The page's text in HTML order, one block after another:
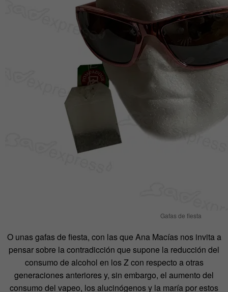
Gafas de fiesta
O unas gafas de fiesta, con las que Ana Macías nos invita a
pensar sobre la contradicción que supone la reducción del
consumo de alcohol en los Z con respecto a otras
generaciones anteriores y, sin embargo, el aumento del
consumo del vapeo, los alucinógenos y la maría por estos